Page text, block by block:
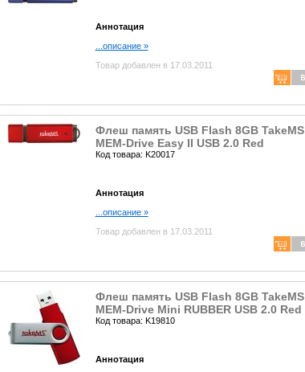
Аннотация
...описание »
Товар добавлен в 17.03.2011
Флеш память USB Flash 8GB TakeMS
MEM-Drive Easy II USB 2.0 Red
Код товара: K20017
Аннотация
...описание »
Товар добавлен в 17.03.2011
Флеш память USB Flash 8GB TakeMS
MEM-Drive Mini RUBBER USB 2.0 Red
Код товара: K19810
Аннотация